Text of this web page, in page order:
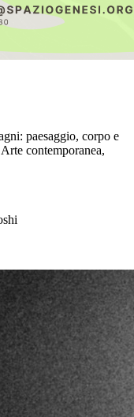
paesaggio, corpo e
contemporanea,